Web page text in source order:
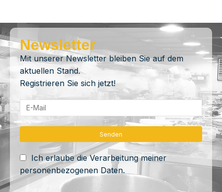
Newsletter
Mit unserer Newsletter bleiben Sie auf dem
aktuellen Stand.
Registrieren Sie sich jetzt!
Ich erlaube die Verarbeitung meiner
personenbezogenen Daten.